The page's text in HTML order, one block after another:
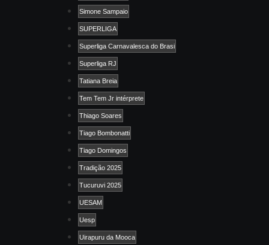
Simone Sampaio
SUPERLIGA
Superliga Carnavalesca do Brasi
Superliga RJ
Tatiana Breia
Tem Tem Jr intérprete
Thiago Soares
Tiago Bombonatti
Tiago Domingos
Tradição 2025
Tucuruvi 2025
UESAM
Uesp
Uirapuru da Mooca